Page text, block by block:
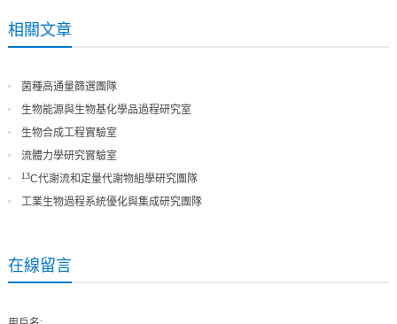
相關文章
菌種高通量篩選團隊
生物能源與生物基化學品過程研究室
生物合成工程實驗室
Biosynthetic Engineering Laboratory
流體力學研究實驗室
13C代謝流和定量代謝物組學研究團隊
工業生物過程系統優化與集成研究團隊
在線留言